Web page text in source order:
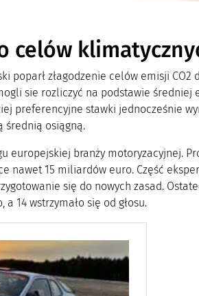
celów
poparł złagodzenie celów emisji
sie rozliczyć na podstawie średniej
preferencyjne stawki jednocześnie
średnią osiągną.
europejskiej branży motoryzacyjnej.
nawet 15 miliardów euro. Część
się do nowych zasad.
14 wstrzymało się od głosu.